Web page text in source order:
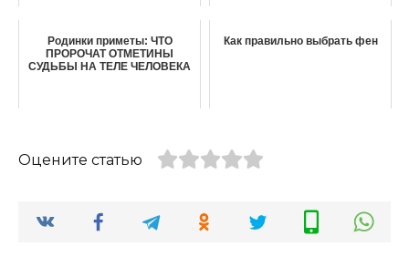
Родинки приметы: ЧТО
ПРОРОЧАТ ОТМЕТИНЫ
СУДЬБЫ НА ТЕЛЕ ЧЕЛОВЕКА
Как правильно выбрать фен
Оцените статью